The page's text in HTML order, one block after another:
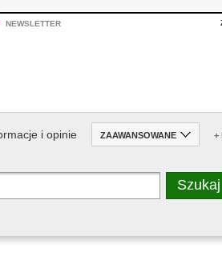
NEWSLETTER
i opinie ZAAWANSOWANE +